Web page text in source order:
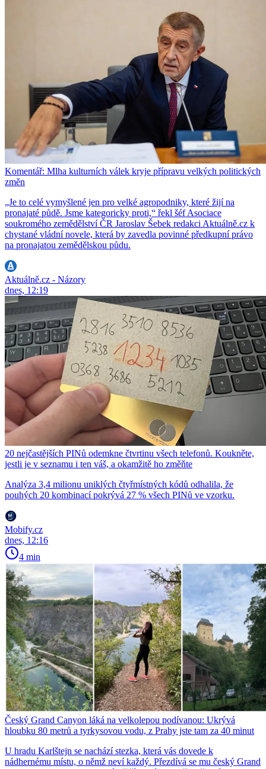
Komentář: Mlha kulturních válek kryje přípravu velkých politických
změn
„Je to celé vymyšlené jen pro velké agropodniky, které žijí na
pronajaté půdě. Jsme kategoricky proti,“ řekl šéf Asociace
soukromého zemědělství ČR Jaroslav Šebek redakci Aktuálně.cz k
chystané vládní novele, která by zavedla povinné předkupní právo
na pronajatou zemědělskou půdu.
Aktuálně.cz - Názory
dnes, 12:19
20 nejčastějších PINů odemkne čtvrtinu všech telefonů. Koukněte,
jestli je v seznamu i ten váš, a okamžitě ho změňte
Analýza 3,4 milionu uniklých čtyřmístných kódů odhalila, že
pouhých 20 kombinací pokrývá 27 % všech PINů ve vzorku.
Mobify.cz
dnes, 12:16
4 min
Český Grand Canyon láká na velkolepou podívanou: Ukrývá
hloubku 80 metrů a tyrkysovou vodu, z Prahy jste tam za 40 minut
U hradu Karlštejn se nachází stezka, která vás dovede k
nádhernému místu, o němž neví každý. Přezdívá se mu český Grand